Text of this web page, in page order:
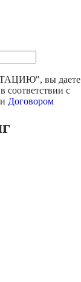
", вы даете
соответствии с
и Договором